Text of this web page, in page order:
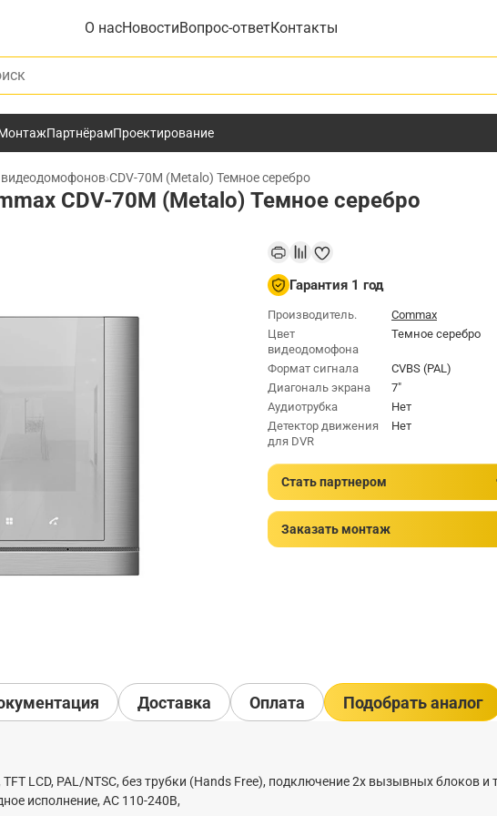
О насНовостиВопрос-ответКонтакты
по каталогу
ПартнёрамПроектирование
›CDV-70M (Metalo) Темное серебро
CDV-70M (Metalo) Темное серебро
Гарантия 1 год
Производитель.
Commax
Цвет
видеодомофона
Темное серебро
Формат сигнала
CVBS (PAL)
Диагональ экрана
7"
Аудиотрубка
Нет
Детектор движения
для DVR
Нет
Стать партнером
Заказать монтаж
LCD, PAL/NTSC, без трубки (Hands Free), подключение 2х вызывных блоков и
исполнение, AC 110-240В,
Доставка Оплата Подобрать аналог